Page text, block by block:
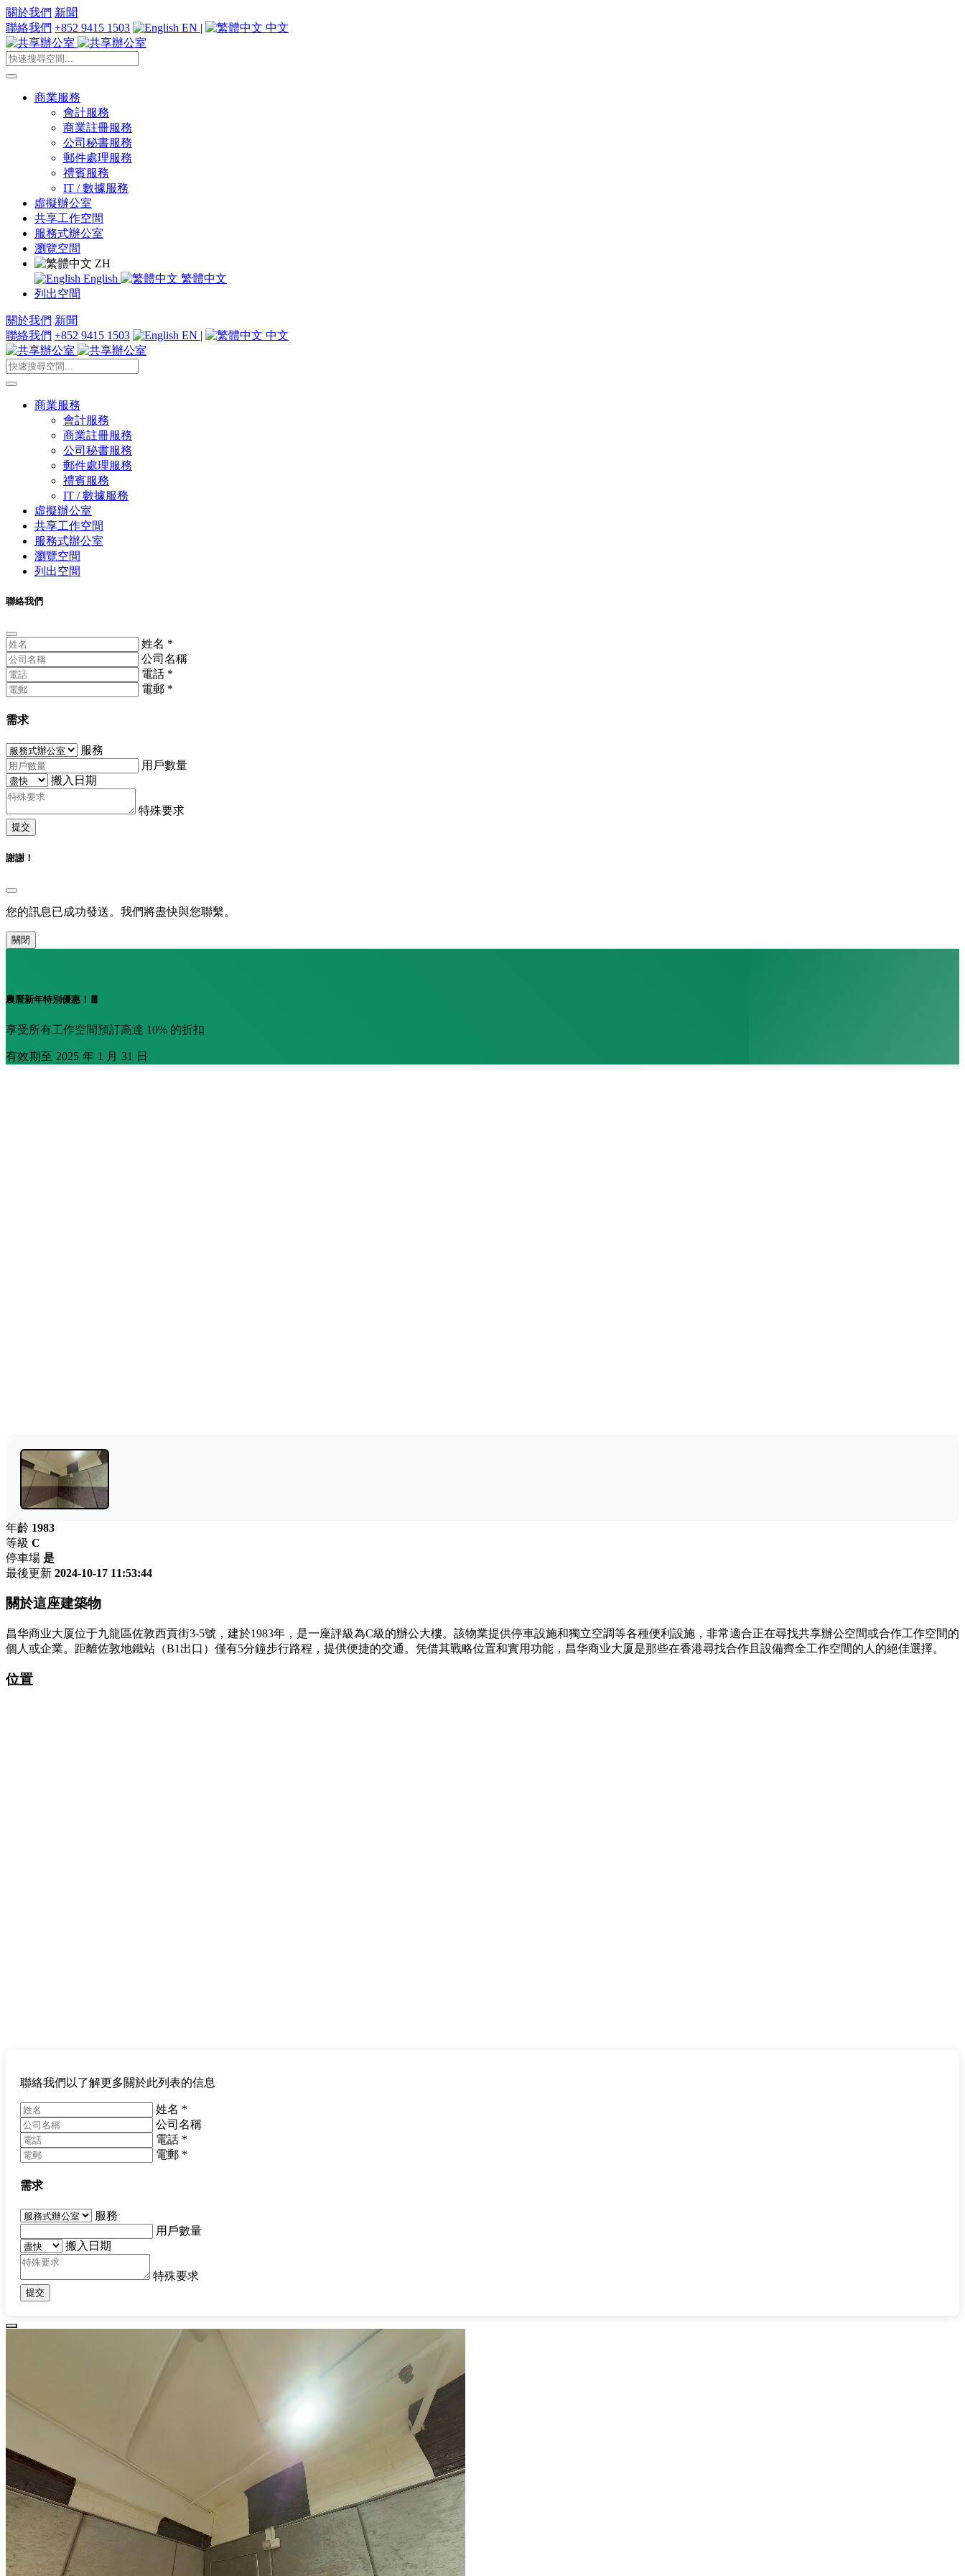
關於我們 新聞
聯絡我們 +852 9415 1503 EN | 中文
商業服務
會計服務
商業註冊服務
公司秘書服務
郵件處理服務
禮賓服務
IT / 數據服務
虛擬辦公室
共享工作空間
服務式辦公室
瀏覽空間
ZH
English
繁體中文
列出空間
關於我們 新聞
聯絡我們 +852 9415 1503 EN | 中文
商業服務
會計服務
商業註冊服務
公司秘書服務
郵件處理服務
禮賓服務
IT / 數據服務
虛擬辦公室
共享工作空間
服務式辦公室
瀏覽空間
列出空間
聯絡我們
姓名 *
公司名稱
電話 *
電郵 *
需求
服務
用戶數量
搬入日期
特殊要求
提交
謝謝！
您的訊息已成功發送。我們將盡快與您聯繫。
關閉
農曆新年特別優惠！🧧
享受所有工作空間預訂高達 10% 的折扣
有效期至 2025 年 1 月 31 日
年齡 1983
等級 C
停車場 是
最後更新 2024-10-17 11:53:44
關於這座建築物
昌华商业大厦位于九龍區佐敦西貢街3-5號，建於1983年，是一座評級為C級的辦公大樓。該物業提供停車設施和獨立空調等各種便利設施，非常適合正在尋找共享辦公空間或合作工作空間的
個人或企業。距離佐敦地鐵站（B1出口）僅有5分鐘步行路程，提供便捷的交通。凭借其戰略位置和實用功能，昌华商业大厦是那些在香港尋找合作且設備齊全工作空間的人的絕佳選擇。
位置
聯絡我們以了解更多關於此列表的信息
姓名 *
公司名稱
電話 *
電郵 *
需求
服務
用戶數量
搬入日期
特殊要求
提交